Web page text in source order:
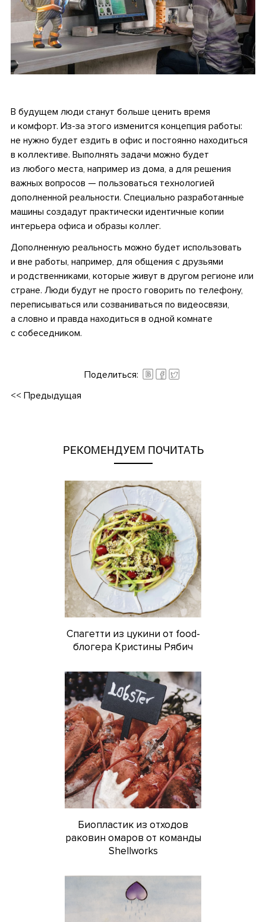
В будущем люди станут больше ценить время
и комфорт. Из-за этого изменится концепция работы:
не нужно будет ездить в офис и постоянно находиться
в коллективе. Выполнять задачи можно будет
из любого места, например из дома, а для решения
важных вопросов — пользоваться технологией
дополненной реальности. Специально разработанные
машины создадут практически идентичные копии
интерьера офиса и образы коллег.
Дополненную реальность можно будет использовать
и вне работы, например, для общения с друзьями
и родственниками, которые живут в другом регионе или
стране. Люди будут не просто говорить по телефону,
переписываться или созваниваться по видеосвязи,
а словно и правда находиться в одной комнате
с собеседником.
Поделиться:
<< Предыдущая
РЕКОМЕНДУЕМ ПОЧИТАТЬ
Спагетти из цукини от food-
блогера Кристины Рябич
Биопластик из отходов
раковин омаров от команды
Shellworks